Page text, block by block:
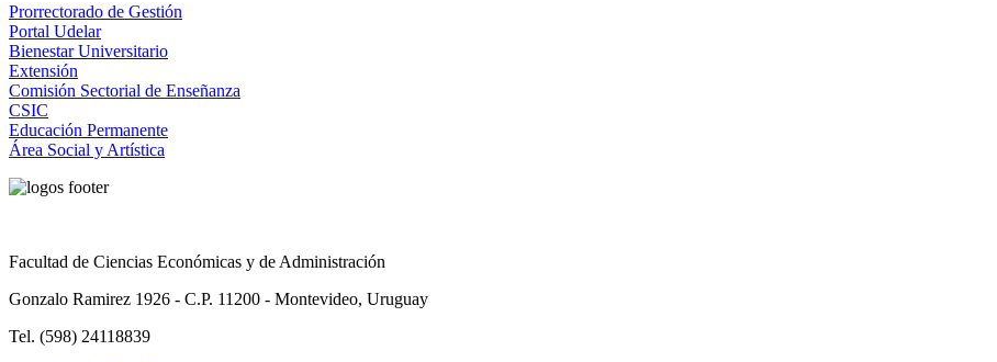
Prorrectorado de Gestión
Portal Udelar
Bienestar Universitario
Extensión
Comisión Sectorial de Enseñanza
CSIC
Educación Permanente
Área Social y Artística
Facultad de Ciencias Económicas y de Administración
Gonzalo Ramirez 1926 - C.P. 11200 - Montevideo, Uruguay
Tel. (598) 24118839